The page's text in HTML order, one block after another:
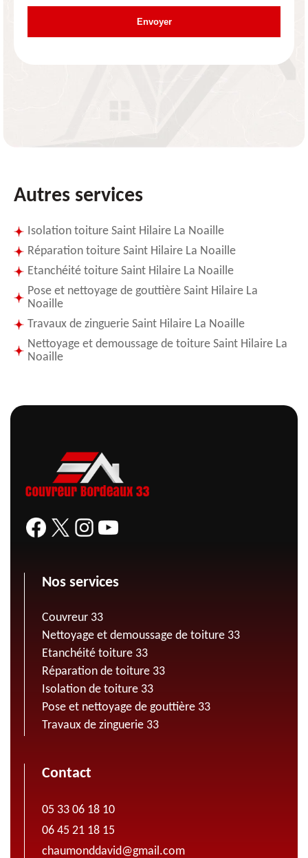
Autres services
Isolation toiture Saint Hilaire La Noaille
Réparation toiture Saint Hilaire La Noaille
Etanchéité toiture Saint Hilaire La Noaille
Pose et nettoyage de gouttière Saint Hilaire La
Noaille
Travaux de zinguerie Saint Hilaire La Noaille
Nettoyage et demoussage de toiture Saint Hilaire La
Noaille
Nos services
Couvreur 33
Nettoyage et demoussage de toiture 33
Etanchéité toiture 33
Réparation de toiture 33
Isolation de toiture 33
Pose et nettoyage de gouttière 33
Travaux de zinguerie 33
Contact
05 33 06 18 10
06 45 21 18 15
chaumonddavid@gmail.com